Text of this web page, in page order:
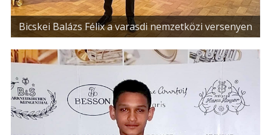
Bicskei Balázs Félix a varasdi nemzetközi versenyen